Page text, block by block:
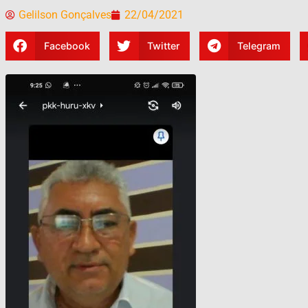
Gelilson Gonçalves 22/04/2021
Facebook Twitter Telegram